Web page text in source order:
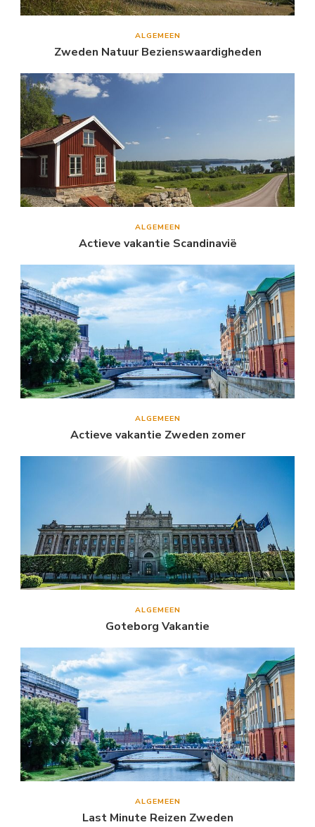
ALGEMEEN
Zweden Natuur Bezienswaardigheden
ALGEMEEN
Actieve vakantie Scandinavië
ALGEMEEN
Actieve vakantie Zweden zomer
ALGEMEEN
Goteborg Vakantie
ALGEMEEN
Last Minute Reizen Zweden